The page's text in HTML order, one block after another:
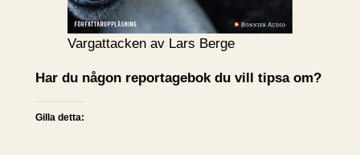
Vargattacken av Lars Berge
Har du någon reportagebok du vill tipsa om?
Gilla detta: